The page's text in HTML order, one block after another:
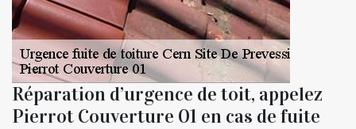
Réparation d’urgence de toit, appelez
Pierrot Couverture 01 en cas de fuite